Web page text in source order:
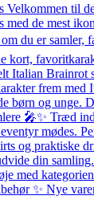
Velkommen til
med de mest
du er
frem
børn og
🎤✨ Træd
mødes.
og praktiske
din
med
✨ Nye